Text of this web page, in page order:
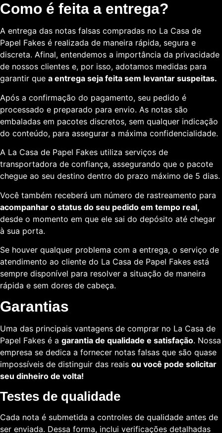
Como é feita a entrega?
A entrega das notas falsas compradas no La Casa de
Papel Fakes é realizada de maneira rápida, segura e
discreta. Afinal, entendemos a importância da privacidade
de nossos clientes e, por isso, adotamos medidas para
garantir que a entrega seja feita sem levantar suspeitas.
Após a confirmação do pagamento, seu pedido é
processado e preparado para envio. As notas são
embaladas em pacotes discretos, sem qualquer indicação
do conteúdo, para assegurar a máxima confidencialidade.
A La Casa de Papel Fakes utiliza serviços de
transportadora de confiança, assegurando que o pacote
chegue ao seu destino dentro do prazo máximo de 5 dias.
Você também receberá um número de rastreamento para
acompanhar o status do seu pedido em tempo real,
desde o momento em que ele sai do depósito até chegar
à sua porta.
Se houver qualquer problema com a entrega, o serviço de
atendimento ao cliente do La Casa de Papel Fakes está
sempre disponível para resolver a situação de maneira
rápida e sem dores de cabeça.
Garantias
Uma das principais vantagens de comprar no La Casa de
Papel Fakes é a garantia de qualidade e satisfação. Nossa
empresa se dedica a fornecer notas falsas que são quase
impossíveis de distinguir das reais ou você pode solicitar
seu dinheiro de volta!
Testes de qualidade
Cada nota é submetida a controles de qualidade antes de
ser enviada. Dessa forma, inclui verificações detalhadas